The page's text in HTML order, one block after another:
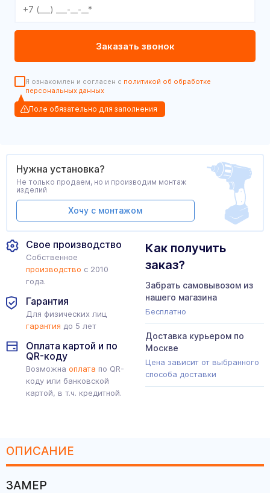
Я ознакомлен и согласен с политикой об обработке
персональных данных
Поле обязательно для заполнения
Свое производство
Собственное
производство с 2010
года.
Гарантия
Для физических лиц
гарантия до 5 лет
Оплата картой и по
QR-коду
Возможна оплата по QR-
коду или банковской
картой, в т.ч. кредитной.
Как получить
заказ?
Забрать самовывозом из
нашего магазина
Бесплатно
Доставка курьером по
Москве
Цена зависит от выбранного
способа доставки
Нужна установка?
Не только продаем, но и производим монтаж
изделий
Хочу с монтажом
ОПИСАНИЕ
ЗАМЕР